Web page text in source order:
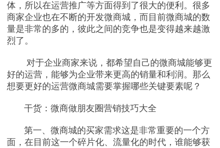
体，所以在运营推广等方面得到了很大的便利。很多
商家企业也在不断的开发微商城，而目前微商城的数
量是非常的多的，彼此之间的竞争也是变得越来越激
烈了。
对于企业商家来说，都希望自己的微商城能够更
好的运营，能够为企业带来更高的销量和利润。那么
想要更好的运营微商城需要掌握哪些关键要素呢？
干货：微商做朋友圈营销技巧大全
第一、微商城的买家需求这是非常重要的一个方
面，在目前这一个碎片化、流量化的时代，谁能够获